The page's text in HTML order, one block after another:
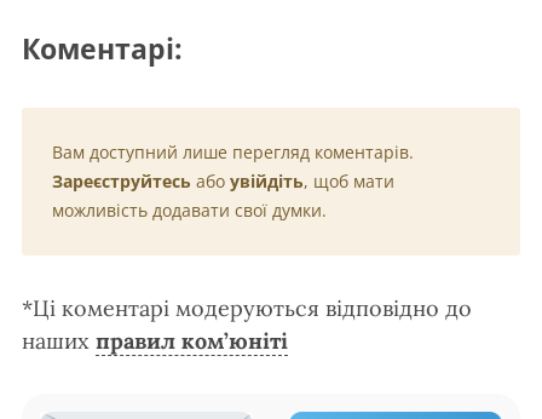
Коментарі:
Вам доступний лише перегляд коментарів.
Зареєструйтесь або увійдіть, щоб мати
можливість додавати свої думки.
*Ці коментарі модеруються відповідно до
наших правил ком’юніті